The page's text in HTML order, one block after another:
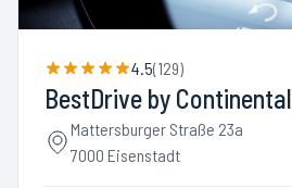
4.5(129)
BestDrive by Continental
Mattersburger Straße 23a
7000 Eisenstadt